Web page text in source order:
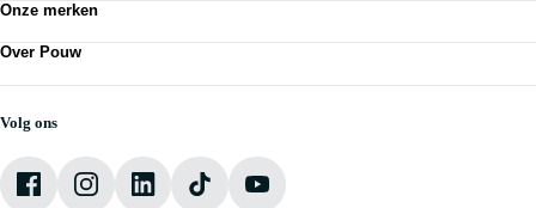
Bedrijfswagens
Acties
Vestigingen
Onze merken
Audi
Škoda
VW Bedrijfswagens
Over Pouw
Vacatures
Mijn Pouw
Volg ons